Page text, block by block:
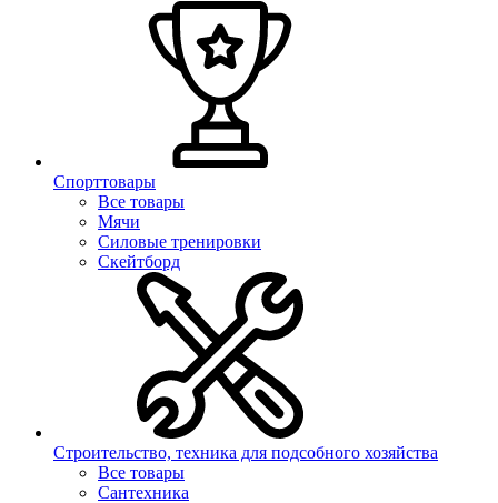
Спорттовары
Все товары
Мячи
Силовые тренировки
Скейтборд
Строительство, техника для подсобного хозяйства
Все товары
Сантехника